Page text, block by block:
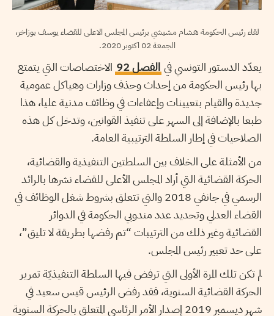
لقاء رئيس الحكومة هشام مشيشي برئيس المجلس الاعلى للقضاء يوسف بوزاخر،
الجمعة 02 اكتوبر 2020.
يعدّد الدستور التونسي في الفصل 92
الاختصاصات التي يتمتع
بها رئيس الحكومة من إحداث وحذف وزارات وهياكل عمومية
جديدة والقيام بتعيينات وإعفاءات في وظائف مدنية عليا، هذا
طبعا بالإضافة إلى السهر على تنفيذ القوانين، وتدخل كل هذه
الصلاحيات في إطار السلطة الترتيبية العامة.
من الأمثلة على الخلاف بين السلطتين التنفيذية والقضائية،
الحركة القضائية التي أراد المجلس الأعلى للقضاء نشرها بالرائد
الرسمي في جانفي 2018 والتي تتعلق بشروط شغل الوظائف في
القضاء العدلي وتحديد عدد مندوبي الحكومة في الدوائر
القضائية وغير ذلك من الترتيبات “تم رفضها بطريقة لا تليق”،
على حد تعبير رئيس المجلس.
لم تكن تلك المرة الأولى التي ترفض فيها السلطة التنفيذيّة تمرير
الحركة القضائية السنوية، فقد رفض الرئيس قيس سعيد في
شهر ديسمبر 2019 إصدار الأمر الرئاسي المتعلق بالحركة السنوية